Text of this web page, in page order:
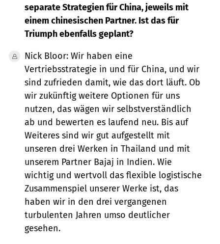
separate Strategien für China, jeweils mit
einem chinesischen Partner. Ist das für
Triumph ebenfalls geplant?
Nick Bloor: Wir haben eine
Vertriebsstrategie in und für China, und wir
sind zufrieden damit, wie das dort läuft. Ob
wir zukünftig weitere Optionen für uns
nutzen, das wägen wir selbstverständlich
ab und bewerten es laufend neu. Bis auf
Weiteres sind wir gut aufgestellt mit
unseren drei Werken in Thailand und mit
unserem Partner Bajaj in Indien. Wie
wichtig und wertvoll das flexible logistische
Zusammenspiel unserer Werke ist, das
haben wir in den drei vergangenen
turbulenten Jahren umso deutlicher
gesehen.